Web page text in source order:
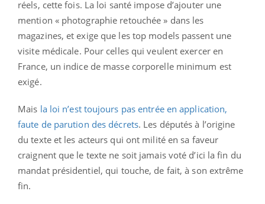
réels, cette fois. La loi santé impose d’ajouter une
mention « photographie retouchée » dans les
magazines, et exige que les top models passent une
visite médicale. Pour celles qui veulent exercer en
France, un indice de masse corporelle minimum est
exigé.
Mais la loi n’est toujours pas entrée en application,
faute de parution des décrets. Les députés à l’origine
du texte et les acteurs qui ont milité en sa faveur
craignent que le texte ne soit jamais voté d’ici la fin du
mandat présidentiel, qui touche, de fait, à son extrême
fin.